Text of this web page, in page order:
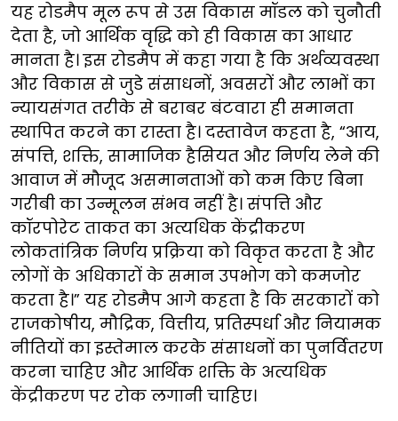
यह रोडमैप मूल रूप से उस विकास मॉडल को चुनौती
देता है, जो आर्थिक वृद्धि को ही विकास का आधार
मानता है। इस रोडमैप में कहा गया है कि अर्थव्यवस्था
और विकास से जुडे संसाधनों, अवसरों और लाभों का
न्यायसंगत तरीके से बराबर बंटवारा ही समानता
स्थापित करने का रास्ता है। दस्तावेज कहता है, “आय,
संपत्ति, शक्ति, सामाजिक हैसियत और निर्णय लेने की
आवाज में मौजूद असमानताओं को कम किए बिना
गरीबी का उन्मूलन संभव नहीं है। संपत्ति और
कॉरपोरेट ताकत का अत्यधिक केंद्रीकरण
लोकतांत्रिक निर्णय प्रक्रिया को विकृत करता है और
लोगों के अधिकारों के समान उपभोग को कमजोर
करता है।” यह रोडमैप आगे कहता है कि सरकारों को
राजकोषीय, मौद्रिक, वित्तीय, प्रतिस्पर्धा और नियामक
नीतियों का इस्तेमाल करके संसाधनों का पुनर्वितरण
करना चाहिए और आर्थिक शक्ति के अत्यधिक
केंद्रीकरण पर रोक लगानी चाहिए।